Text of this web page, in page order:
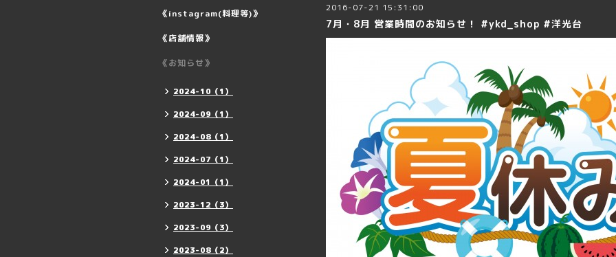
2016-07-21 15:31:00
7月・8月 営業時間のお知らせ！ #ykd_shop #洋光台
《instagram(料理等)》
《店舗情報》
《お知らせ》
2024-10（1）
2024-09（1）
2024-08（1）
2024-07（1）
2024-01（1）
2023-12（3）
2023-09（3）
2023-08（2）